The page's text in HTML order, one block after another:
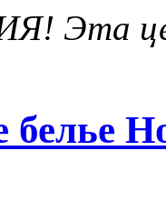
Эта
белье